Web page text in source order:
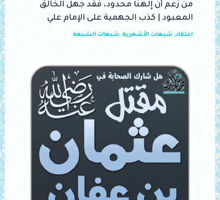
من زعم أن إلهنا محدود، فقد جهل الخالق
المعبود | كذب الجهمية على الإمام علي
اعتقاد, شبهات الأشعرية, شبهات الشيعة